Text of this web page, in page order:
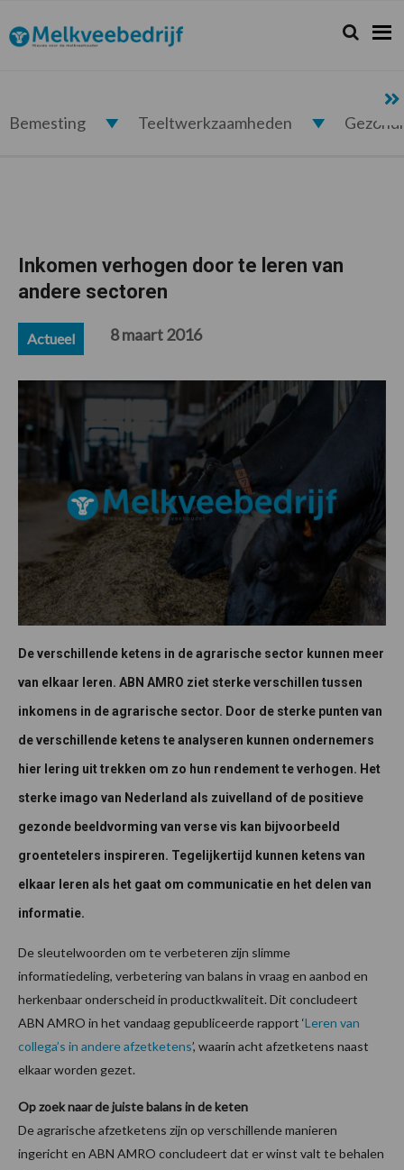
de
hoofdnavigatie
de
hoofd
de
eerste
de
voettekst
Melkveebedrijf.nl Zoeken...
Zoek
Bemesting Teeltwerkzaamheden
Inkomen verhogen door te leren van
andere sectoren
Actueel 8 maart 2016
De verschillende ketens in de agrarische sector kunnen meer
van elkaar leren. ABN AMRO ziet sterke verschillen tussen
inkomens in de agrarische sector. Door de sterke punten van
de verschillende ketens te analyseren kunnen ondernemers
hier lering uit trekken om zo hun rendement te verhogen. Het
sterke imago van Nederland als zuivelland of de positieve
gezonde beeldvorming van verse vis kan bijvoorbeeld
groentetelers inspireren. Tegelijkertijd kunnen ketens van
elkaar leren als het gaat om communicatie en het delen van
informatie.
De sleutelwoorden om te verbeteren zijn slimme
informatiedeling, verbetering van balans in vraag en aanbod en
herkenbaar onderscheid in productkwaliteit. Dit concludeert
ABN AMRO in het vandaag gepubliceerde rapport ‘Leren van
collega’s in andere afzetketens’, waarin acht afzetketens naast
elkaar worden gezet.
Op zoek naar de juiste balans in de keten
De agrarische afzetketens zijn op verschillende manieren
ingericht en ABN AMRO concludeert dat er winst valt te behalen